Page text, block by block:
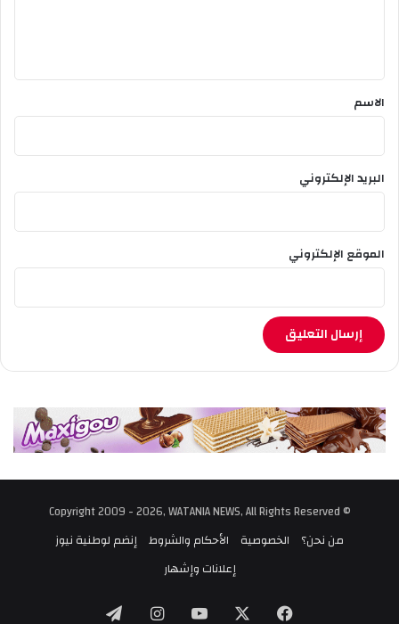
*
الاسم
البريد الإلكتروني
الموقع الإلكتروني
© Copyright 2009 - 2026, WATANIA NEWS, All Rights Reserved
من نحن؟
الخصوصية الأحكام والشروط إنضم لوطنية نيوز
إعلانات وإشهار
فيسبوك ‫YouTube انستقرام